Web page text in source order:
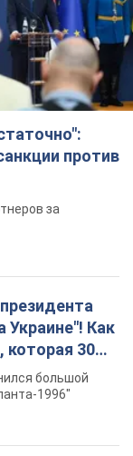
против
за
Как
которая 30
большой
1996"